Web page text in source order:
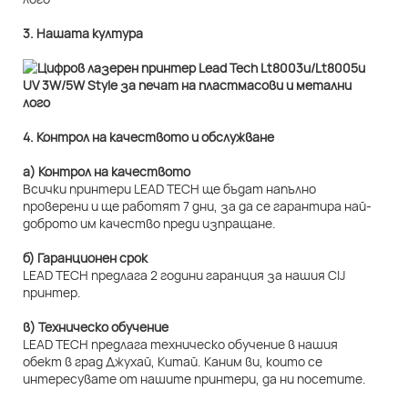
3. Нашата култура
4. Контрол на качеството и обслужване
а) Контрол на качеството
Всички принтери LEAD TECH ще бъдат напълно
проверени и ще работят 7 дни, за да се гарантира най-
доброто им качество преди изпращане.
б) Гаранционен срок
LEAD TECH предлага 2 години гаранция за нашия CIJ
принтер.
в) Техническо обучение
LEAD TECH предлага техническо обучение в нашия
обект в град Джухай, Китай. Каним ви, които се
интересувате от нашите принтери, да ни посетите.